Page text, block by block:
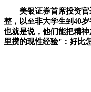
美银证券首席投资官迈
整，以至非大学生到40
也就是说，他们能把精
里攒的现性经验”：好比